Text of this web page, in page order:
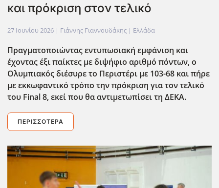
και πρόκριση στον τελικό
27 Ιουνίου 2026 | Γιάννης Γιαννουδάκης | Ελλάδα
Πραγματοποιώντας εντυπωσιακή εμφάνιση και
έχοντας έξι παίκτες με διψήφιο αριθμό πόντων, ο
Ολυμπιακός διέσυρε το Περιστέρι με 103-68 και πήρε
με εκκωφαντικό τρόπο την πρόκριση για τον τελικό
του Final8, εκεί που θα αντιμετωπίσει τη ΔΕΚΑ.
ΠΕΡΙΣΣΌΤΕΡΑ